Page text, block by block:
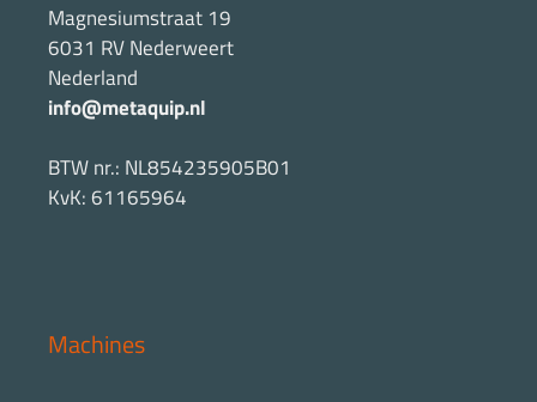
Magnesiumstraat 19
6031 RV Nederweert
Nederland
info@metaquip.nl
BTW nr.: NL854235905B01
KvK: 61165964
Machines